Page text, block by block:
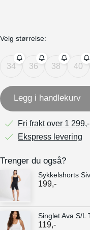
Velg størrelse:
34 36 38 40
Legg i handlekurv
Fri frakt over 1 299,-
Ekspress levering
Trenger du også?
Sykkelshorts Siv
199,-
Singlet Ava S/L
119,-